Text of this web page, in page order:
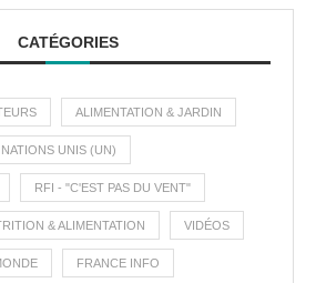
CATÉGORIES
ALIMENTATION & JARDIN
NATIONS UNIS (UN)
RFI - "C'EST PAS DU VENT"
& ALIMENTATION VIDÉOS
FRANCE INFO